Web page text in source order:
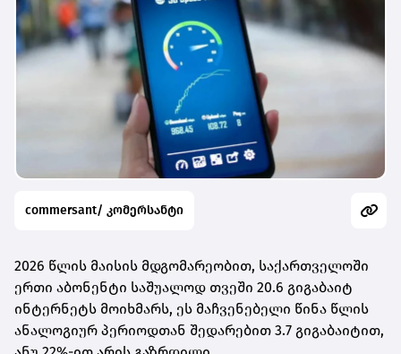
commersant/ კომერსანტი
2026 წლის მაისის მდგომარეობით, საქართველოში
ერთი აბონენტი საშუალოდ თვეში 20.6 გიგაბაიტ
ინტერნეტს მოიხმარს, ეს მაჩვენებელი წინა წლის
ანალოგიურ პერიოდთან შედარებით 3.7 გიგაბაიტით,